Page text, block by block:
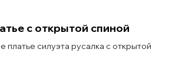
с открытой спиной
платье силуэта русалка с открытой